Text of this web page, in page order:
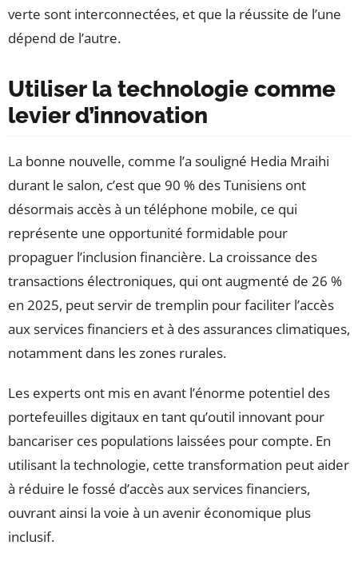
verte sont interconnectées, et que la réussite de l’une
dépend de l’autre.
Utiliser la technologie comme
levier d’innovation
La bonne nouvelle, comme l’a souligné Hedia Mraihi
durant le salon, c’est que 90 % des Tunisiens ont
désormais accès à un téléphone mobile, ce qui
représente une opportunité formidable pour
propaguer l’inclusion financière. La croissance des
transactions électroniques, qui ont augmenté de 26 %
en 2025, peut servir de tremplin pour faciliter l’accès
aux services financiers et à des assurances climatiques,
notamment dans les zones rurales.
Les experts ont mis en avant l’énorme potentiel des
portefeuilles digitaux en tant qu’outil innovant pour
bancariser ces populations laissées pour compte. En
utilisant la technologie, cette transformation peut aider
à réduire le fossé d’accès aux services financiers,
ouvrant ainsi la voie à un avenir économique plus
inclusif.